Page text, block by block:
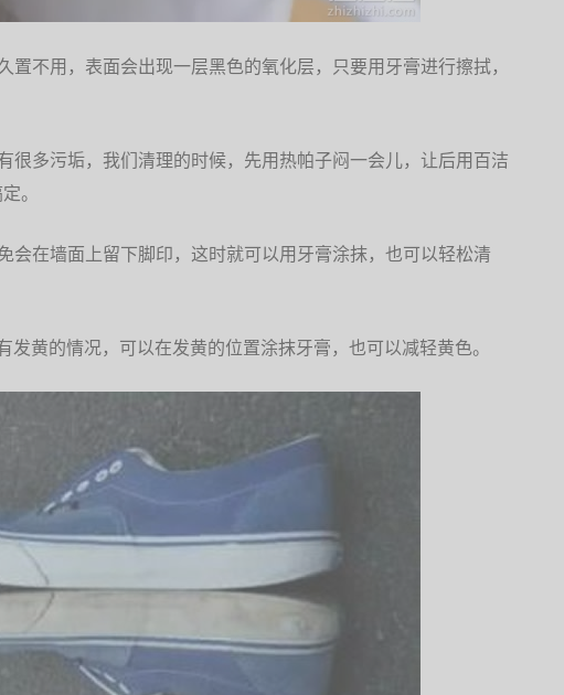
置不用，表面会出现一层黑色的氧化层，只要用牙膏进行擦拭，
很多污垢，我们清理的时候，先用热帕子闷一会儿，让后用百洁
。
会在墙面上留下脚印，这时就可以用牙膏涂抹，也可以轻松清
发黄的情况，可以在发黄的位置涂抹牙膏，也可以减轻黄色。